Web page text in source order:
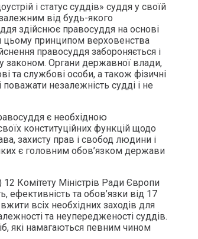
і статус суддів» суддя у своїй
від будь-якого
здійснює правосуддя на основі
цьому принципом верховенства
правосуддя забороняється і
законом. Органи державної влади,
та службові особи, а також фізичні
поважати незалежність судді і не
є необхідною
конституційних функцій щодо
захисту прав і свобод людини і
є головним обов’язком держави
Комітету Міністрів Ради Європи
та обов’язки від 17
всіх необхідних заходів для
та неупередженості суддів.
які намагаються певним чином